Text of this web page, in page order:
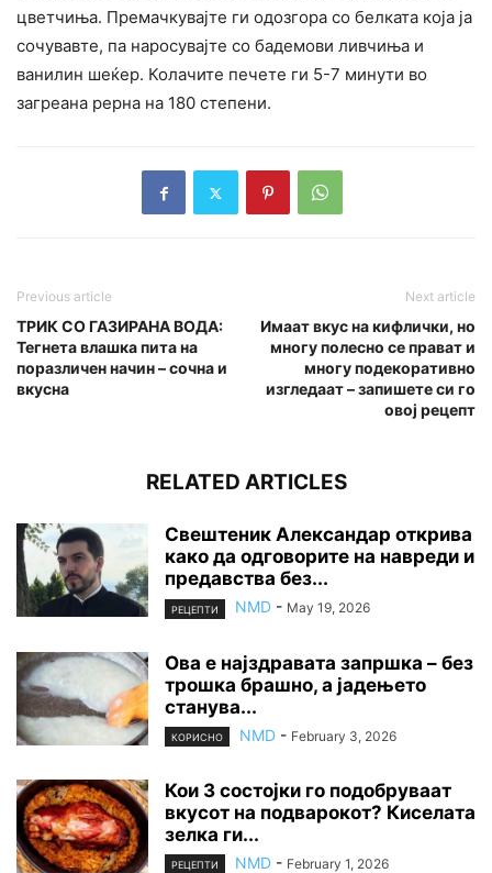
цветчиња. Премачкувајте ги одозгора со белката која ја
сочувавте, па наросувајте со бадемови ливчиња и
ванилин шеќер. Колачите печете ги 5-7 минути во
загреана рерна на 180 степени.
Previous article
ТРИК СО ГАЗИРАНА ВОДА:
Teгнета влашка пита на
поразличен начин – сочна и
вкусна
Next article
Имаат вкус на кифлички, но
многу полесно се прават и
многу подекоративно
изгледаат – запишете си го
овој рецепт
RELATED ARTICLES
Свештеник Александар открива
како да одговорите на навреди и
предавства без...
РЕЦЕПТИ NMD - May 19, 2026
Ова е најздравата запршка – без
трошка брашно, а јадењето
станува...
КОРИСНО NMD - February 3, 2026
Кои 3 состојки го подобруваат
вкусот на подварокот? Киселата
зелка ги...
РЕЦЕПТИ NMD - February 1, 2026